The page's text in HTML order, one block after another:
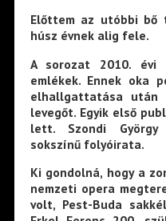
Előttem az utóbbi
húsz évnek alig fele.
A sorozat 2010. évi
emlékek. Ennek oka
elhallgattatása után
levegőt. Egyik első
lett. Szondi György
sokszínű folyóirata.
Ki gondolná, hogy a
nemzeti opera
volt, Pest-Buda